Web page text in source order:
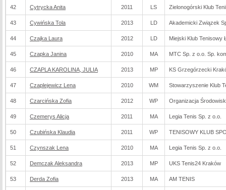
42 Cytrycka Anita 2011 LS Zielonogórski Klub
43 Cywińska Tola 2013 LD Akademicki Związek
44 Czajka Laura 2012 LD Miejski Klub Tenisowy
45 Czapka Janina 2010 MA MTC Sp. z o.o. Sp.
46 CZAPLA KAROLINA, JULIA 2013 MP KS Grzegórzecki
47 Czaplejewicz Lena 2010 WM Stowarzyszenie Klub
48 Czarcińska Zofia 2012 WP Organizacja
49 Czemerys Alicja 2011 MA Legia Tenis Sp. z o.o.
50 Czubińska Klaudia 2011 WP TENISOWY KLUB
51 Czynszak Lena 2010 MA Legia Tenis Sp. z o.o.
52 Demczak Aleksandra 2013 MP UKS Tenis24 Kraków
53 Derda Zofia 2013 MA AM TENIS